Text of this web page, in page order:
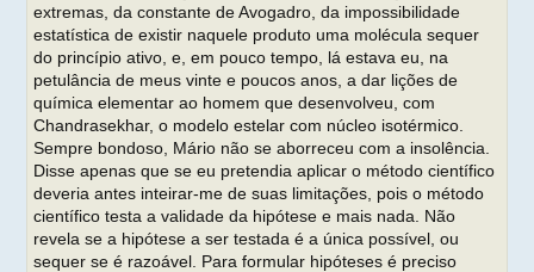
extremas, da constante de Avogadro, da impossibilidade
estatística de existir naquele produto uma molécula sequer
do princípio ativo, e, em pouco tempo, lá estava eu, na
petulância de meus vinte e poucos anos, a dar lições de
química elementar ao homem que desenvolveu, com
Chandrasekhar, o modelo estelar com núcleo isotérmico.
Sempre bondoso, Mário não se aborreceu com a insolência.
Disse apenas que se eu pretendia aplicar o método científico
deveria antes inteirar-me de suas limitações, pois o método
científico testa a validade da hipótese e mais nada. Não
revela se a hipótese a ser testada é a única possível, ou
sequer se é razoável. Para formular hipóteses é preciso